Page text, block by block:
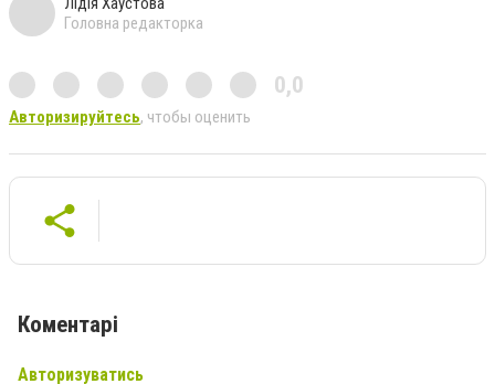
Головна редакторка
0,0
Авторизируйтесь, чтобы оценить
Коментарі
Авторизуватись